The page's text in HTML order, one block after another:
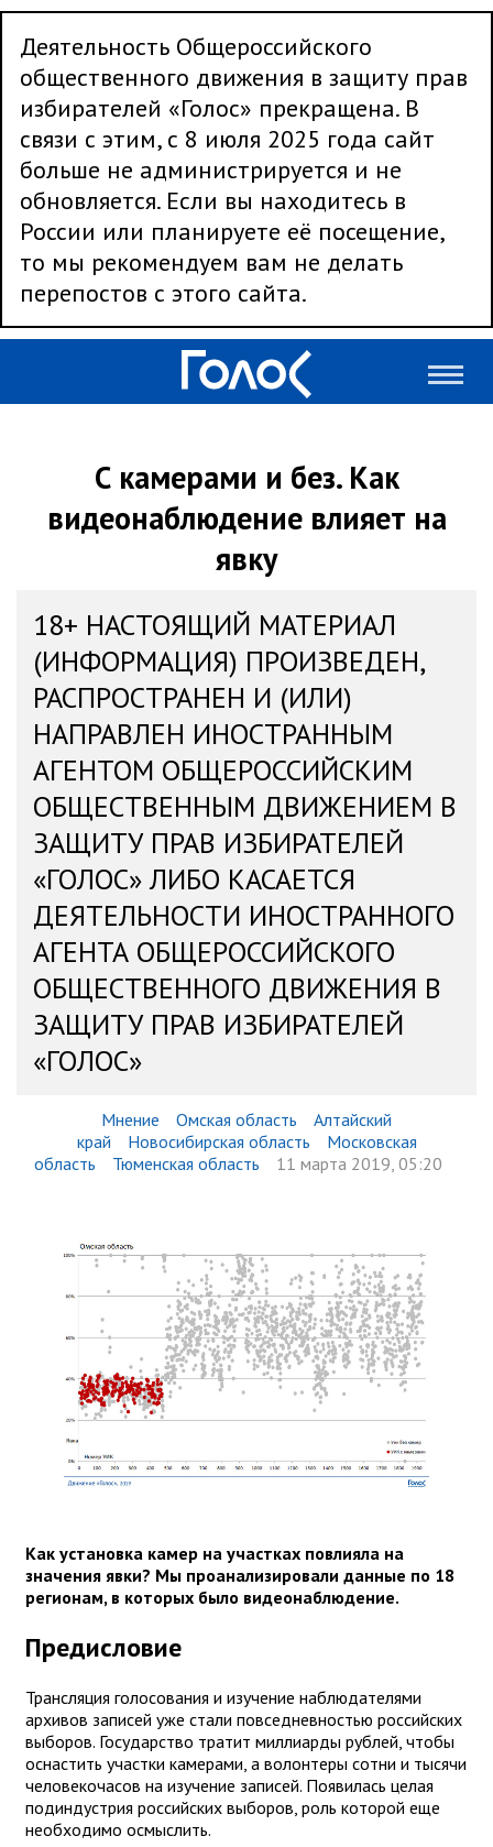
Деятельность Общероссийского
общественного движения в защиту прав
избирателей «Голос» прекращена. В
связи с этим, с 8 июля 2025 года сайт
больше не администрируется и не
обновляется. Если вы находитесь в
России или планируете её посещение,
то мы рекомендуем вам не делать
перепостов с этого сайта.
С камерами и без. Как
видеонаблюдение влияет на
явку
18+ НАСТОЯЩИЙ МАТЕРИАЛ
(ИНФОРМАЦИЯ) ПРОИЗВЕДЕН,
РАСПРОСТРАНЕН И (ИЛИ)
НАПРАВЛЕН ИНОСТРАННЫМ
АГЕНТОМ ОБЩЕРОССИЙСКИМ
ОБЩЕСТВЕННЫМ ДВИЖЕНИЕМ В
ЗАЩИТУ ПРАВ ИЗБИРАТЕЛЕЙ
«ГОЛОС» ЛИБО КАСАЕТСЯ
ДЕЯТЕЛЬНОСТИ ИНОСТРАННОГО
АГЕНТА ОБЩЕРОССИЙСКОГО
ОБЩЕСТВЕННОГО ДВИЖЕНИЯ В
ЗАЩИТУ ПРАВ ИЗБИРАТЕЛЕЙ
«ГОЛОС»
Мнение Омская область
Алтайский
край
Новосибирская область
Московская
область
Тюменская область 11 марта 2019, 05:20
Как установка камер на участках повлияла на
значения явки? Мы проанализировали данные по 18
регионам, в которых было видеонаблюдение.
Предисловие
Трансляция голосования и изучение наблюдателями
архивов записей уже стали повседневностью российских
выборов. Государство тратит миллиарды рублей, чтобы
оснастить участки камерами, а волонтеры сотни и тысячи
человекочасов на изучение записей. Появилась целая
подиндустрия российских выборов, роль которой еще
необходимо осмыслить.